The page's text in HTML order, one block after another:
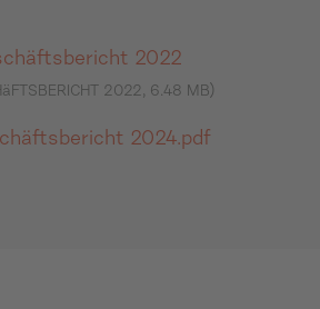
2022
2022, 6.48 MB)
2024.pdf